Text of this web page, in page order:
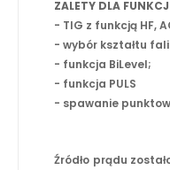
ZALETY DLA
- TIG z funkcją HF,
- wybór kształtu fali
- funkcja BiLevel;
- funkcja PULS
- spawanie
Źródło prądu